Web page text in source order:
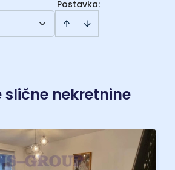
Postavka:
slične nekretnine